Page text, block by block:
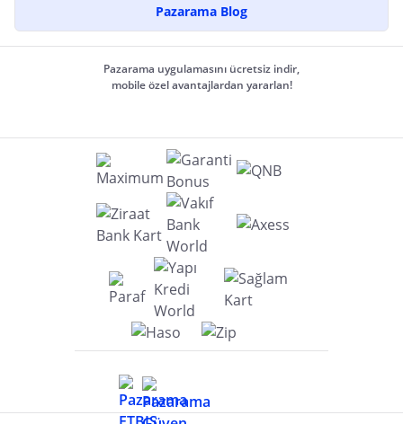
Pazarama Blog
Pazarama uygulamasını ücretsiz indir,
mobile özel avantajlardan yararlan!